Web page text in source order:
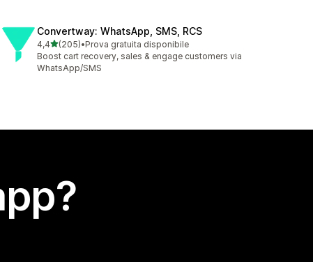
Convertway: WhatsApp, SMS, RCS
4,4stelle su 5
(205)
205 recensioni totali
•Prova gratuita disponibile
Boost cart recovery, sales & engage customers via
WhatsApp/SMS